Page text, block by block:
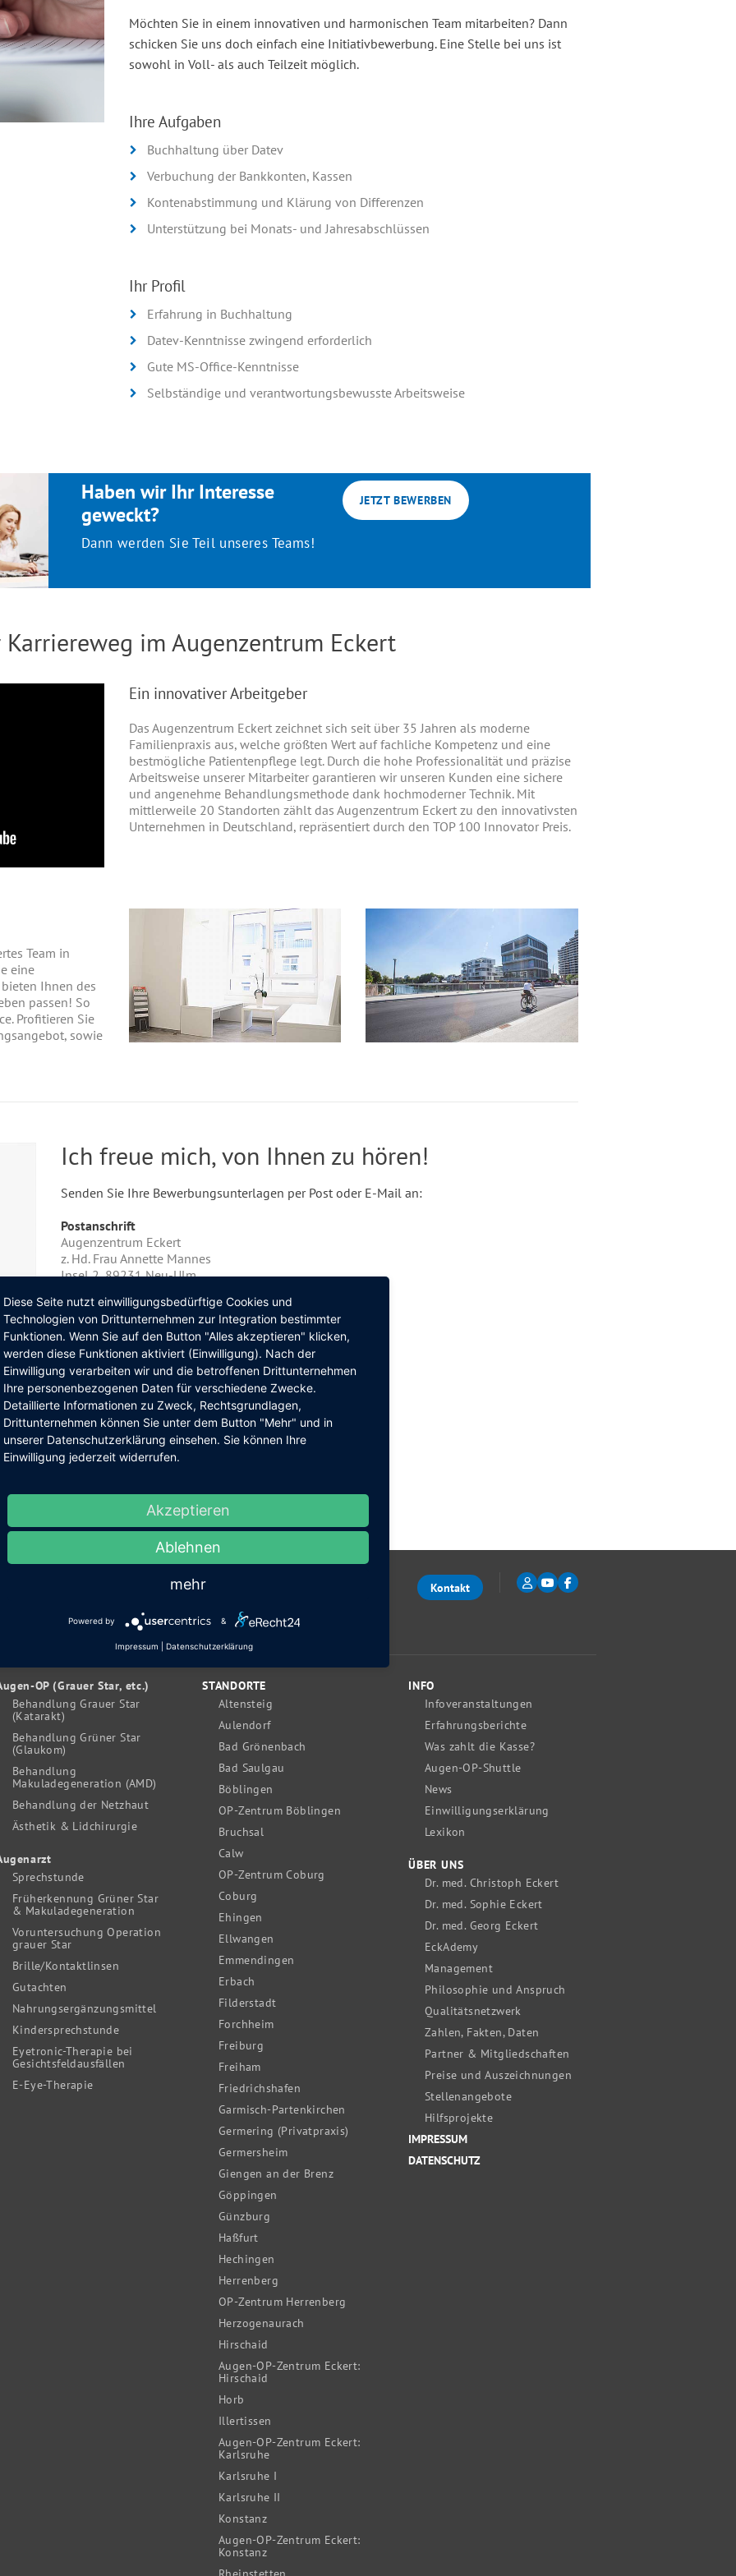
Möchten Sie in einem innovativen und harmonischen Team mitarbeiten? Dann
schicken Sie uns doch einfach eine Initiativbewerbung. Eine Stelle bei uns ist
sowohl in Voll- als auch Teilzeit möglich.
Ihre Aufgaben
Buchhaltung über Datev
Verbuchung der Bankkonten, Kassen
Kontenabstimmung und Klärung von Differenzen
Unterstützung bei Monats- und Jahresabschlüssen
Ihr Profil
Erfahrung in Buchhaltung
Datev-Kenntnisse zwingend erforderlich
Gute MS-Office-Kenntnisse
Selbständige und verantwortungsbewusste Arbeitsweise
Haben wir Ihr Interesse
geweckt?
Dann werden Sie Teil unseres Teams!
JETZT BEWERBEN
im Augenzentrum Eckert
Ein innovativer Arbeitgeber
Das Augenzentrum Eckert zeichnet sich seit über 35 Jahren als moderne
Familienpraxis aus, welche größten Wert auf fachliche Kompetenz und eine
bestmögliche Patientenpflege legt. Durch die hohe Professionalität und präzise
Arbeitsweise unserer Mitarbeiter garantieren wir unseren Kunden eine sichere
und angenehme Behandlungsmethode dank hochmoderner Technik. Mit
mittlerweile 20 Standorten zählt das Augenzentrum Eckert zu den innovativsten
Unternehmen in Deutschland, repräsentiert durch den TOP 100 Innovator Preis.
Team in
eine
Ihnen des
passen! So
Profitieren Sie
sowie
Ich freue mich, von Ihnen zu hören!
Senden Sie Ihre Bewerbungsunterlagen per Post oder E-Mail an:
Postanschrift
Augenzentrum Eckert
z. Hd. Frau Annette Mannes
Insel 2, 89231 Neu-Ulm
0731 / 26 20 70 10
bewerbung@augenzentrum-eckert.de
Kontakt
OP (Grauer Star, etc.)
Behandlung Grauer Star
(Katarakt)
Behandlung Grüner Star
(Glaukom)
Behandlung
Makuladegeneration (AMD)
Behandlung der Netzhaut
Ästhetik & Lidchirurgie
Sprechstunde
Früherkennung Grüner Star
& Makuladegeneration
Voruntersuchung Operation
grauer Star
Brille/Kontaktlinsen
Gutachten
Nahrungsergänzungsmittel
Kindersprechstunde
Eyetronic-Therapie bei
Gesichtsfeldausfällen
E-Eye-Therapie
STANDORTE
Altensteig
Aulendorf
Bad Grönenbach
Bad Saulgau
Böblingen
OP-Zentrum Böblingen
Bruchsal
Calw
OP-Zentrum Coburg
Coburg
Ehingen
Ellwangen
Emmendingen
Erbach
Filderstadt
Forchheim
Freiburg
Freiham
Friedrichshafen
Garmisch-Partenkirchen
Germering (Privatpraxis)
Germersheim
Giengen an der Brenz
Göppingen
Günzburg
Haßfurt
Hechingen
Herrenberg
OP-Zentrum Herrenberg
Herzogenaurach
Hirschaid
Augen-OP-Zentrum Eckert:
Hirschaid
Horb
Illertissen
Augen-OP-Zentrum Eckert:
Karlsruhe
Karlsruhe I
Karlsruhe II
Konstanz
Augen-OP-Zentrum Eckert:
Konstanz
INFO
Infoveranstaltungen
Erfahrungsberichte
Was zahlt die Kasse?
Augen-OP-Shuttle
News
Einwilligungserklärung
Lexikon
ÜBER UNS
Dr. med. Christoph Eckert
Dr. med. Sophie Eckert
Dr. med. Georg Eckert
EckAdemy
Management
Philosophie und Anspruch
Qualitätsnetzwerk
Zahlen, Fakten, Daten
Partner & Mitgliedschaften
Preise und Auszeichnungen
Stellenangebote
Hilfsprojekte
IMPRESSUM
DATENSCHUTZ
Diese Seite nutzt einwilligungsbedürftige Cookies und
Technologien von Drittunternehmen zur Integration bestimmter
Funktionen. Wenn Sie auf den Button "Alles akzeptieren" klicken,
werden diese Funktionen aktiviert (Einwilligung). Nach der
Einwilligung verarbeiten wir und die betroffenen Drittunternehmen
Ihre personenbezogenen Daten für verschiedene Zwecke.
Detaillierte Informationen zu Zweck, Rechtsgrundlagen,
Drittunternehmen können Sie unter dem Button "Mehr" und in
unserer Datenschutzerklärung einsehen. Sie können Ihre
Einwilligung jederzeit widerrufen.
Akzeptieren
Ablehnen
mehr
Powered by &
Impressum Datenschutzerklärung